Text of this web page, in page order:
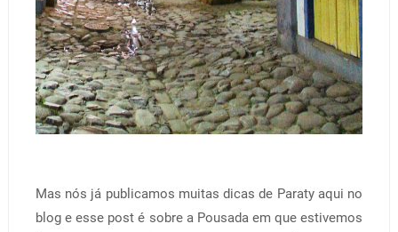
Mas nós já publicamos muitas dicas de Paraty aqui no
blog e esse post é sobre a Pousada em que estivemos